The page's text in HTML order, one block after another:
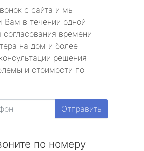
бульвар
с сайта и мы
Вам в течении одной
времени
на дом и более
решения
и стоимости по
Отправить
по номеру